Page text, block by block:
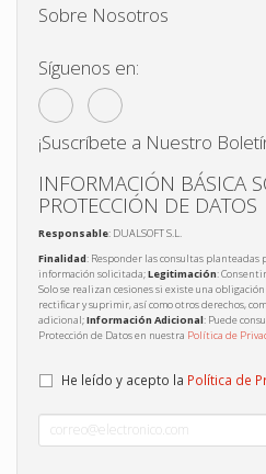
Sobre Nosotros
Síguenos en:
¡Suscríbete a Nuestro
INFORMACIÓN BÁSICA
PROTECCIÓN DE DATOS
Responsable: DUALSOFT S.L.
Finalidad: Responder las consultas planteadas
información solicitada;Legitimación:
Solo se realizan cesiones si existe una
rectificar y suprimir, así como otros derechos,
adicional;Información Adicional: Puede
Protección de Datos en nuestra Política de
He leído y acepto la Política de